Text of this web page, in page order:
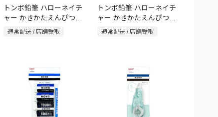
トンボ鉛筆 ハローネイチ
ャー かきかたえんぴつ
2B 12本入 ラッコ
通常配送 / 店舗受取
トンボ鉛筆 ハローネイチ
ャー かきかたえんぴつ
2B 12本入 タテゴトアザ
通常配送 / 店舗受取